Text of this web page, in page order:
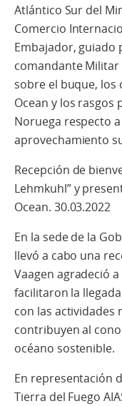
Atlántico Sur del
Comercio
Embajador, guiado
comandante
sobre el buque, los
Ocean y los rasgos
Noruega respecto
aprovechamiento
Recepción de
Lehmkuhl” y
Ocean. 30.03.2022
En la sede de la
llevó a cabo una
Vaagen agradeció
facilitaron la
con las actividades
contribuyen al
océano sostenible.
En representación
Tierra del Fuego